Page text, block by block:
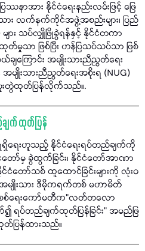
နာအား နိုင်ငံရေးနည်းလမ်းဖြင့် ဖြေ
သား လက်နက်ကိုင်အဖွဲ့အစည်းများ၊ ပြည်
ား သပ်လျှိုဖြိုခွဲရန်နှင့် နိုင်ငံတကာ
မှုသာ ဖြစ်ပြီး ဟန်ပြသပ်သပ်သာ ဖြစ်
ကြောင်း အမျိုးသားညီညွတ်ရေး
မျိုးသားညီညွတ်ရေးအစိုးရ (NUG)
တွဲထုတ်ပြန်လိုက်သည်။.
ျက် ထုတ်ပြန်
ရေးဟူသည့် နိုင်ငံရေးရပ်တည်ချက်ကို
ော်မှ ခွဲထွက်ခြင်း၊ နိုင်ငံတော်အာဏာ
ငံတော်သစ် ထူထောင်ခြင်းများကို လုံးဝ
အမျိုးသား ဒီမိုကရက်တစ် မဟာမိတ်
စစ်ရေးကော်မတီက"လတ်တလော
ရပ်တည်ချက်ထုတ်ပြန်ခြင်း" အမည်ဖြ
ပြန်ထားသည်။